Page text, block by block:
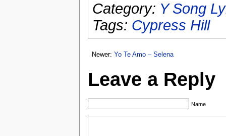
Category: Y Song
Tags: Cypress Hill
Newer: Yo Te Amo – Selena
Leave a Reply
Name